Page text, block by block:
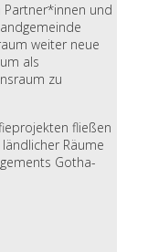
und
weiter neue
als
zu
fließen
Räume
Gotha-